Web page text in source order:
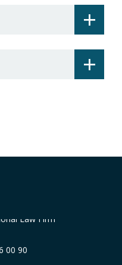
+
+
00 90